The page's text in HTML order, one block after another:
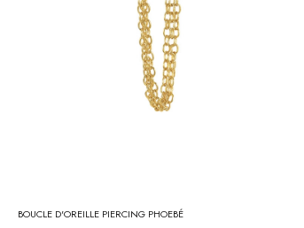
BOUCLE D'OREILLE PIERCING PHOEBÉ